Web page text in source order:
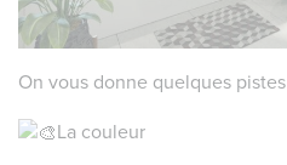
On vous donne quelques pistes
La couleur